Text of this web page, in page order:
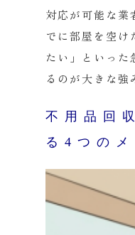
対応が可能な業
でに部屋を空け
たい」といった
るのが大きな強
不用品回
る4つのメ